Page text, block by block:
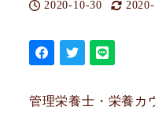
投稿日
2020-10-30
更新日
管理栄養士・栄養カ